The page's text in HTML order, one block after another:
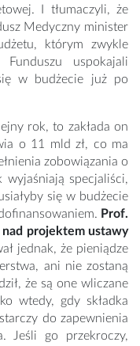
I tłumaczyli, że
Medyczny minister
którym zwykle
uspokajali
w budżecie już po
rok, to zakłada on
o 11 mld zł, co ma
zobowiązania o
wyjaśniają specjaliści,
się w budżecie
Prof.
nad projektem ustawy
jednak, że pieniądze
ani nie zostaną
że są one wliczane
wtedy, gdy składka
do zapewnienia
Jeśli go przekroczy,